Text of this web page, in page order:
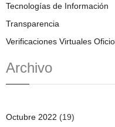
Tecnologías de Información
Transparencia
Verificaciones Virtuales
Archivo
Octubre 2022 (19)